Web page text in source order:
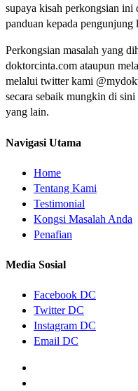
supaya kisah perkongsian ini
panduan kepada pengunjung
Perkongsian masalah yang
doktorcinta.com ataupun
melalui twitter kami
secara sebaik mungkin di
yang lain.
Navigasi Utama
Home
Tentang Kami
Testimonial
Kongsi Masalah Anda
Penafian
Media Sosial
Facebook DC
Twitter DC
Instagram DC
Email DC